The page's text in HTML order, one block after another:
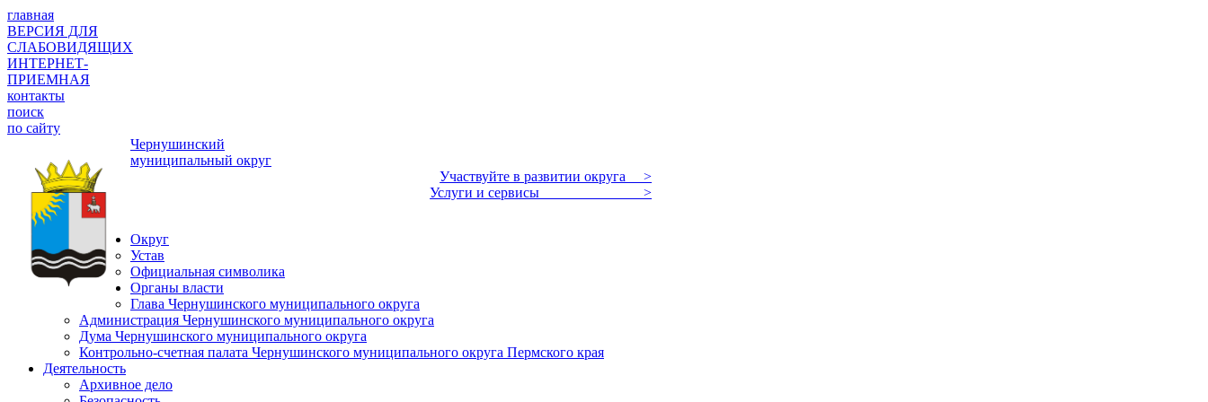
главная
ВЕРСИЯ ДЛЯ
СЛАБОВИДЯЩИХ
ИНТЕРНЕТ-
ПРИЕМНАЯ
контакты
поиск
по сайту
Чернушинский
муниципальный округ
Участвуйте в развитии округа >
Услуги и сервисы >
Округ
Устав
Официальная символика
Органы власти
Глава Чернушинского муниципального округа
Администрация Чернушинского муниципального округа
Дума Чернушинского муниципального округа
Контрольно-счетная палата Чернушинского муниципального округа Пермского края
Деятельность
Архивное дело